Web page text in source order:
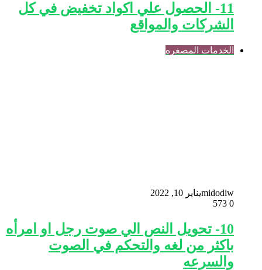
11- الحصول علي اكواد تخفيض في كل
الشركات والمواقع
الخدمات المصغره
midodiwيناير 10, 2022
0
10- تحويل النص الي صوت رجل او امرأه
باكثر من لغه والتحكم في الصوت
والسرعه